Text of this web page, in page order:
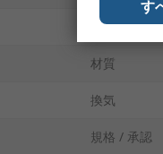
ロック可能
材質
換気
規格 / 承認
す